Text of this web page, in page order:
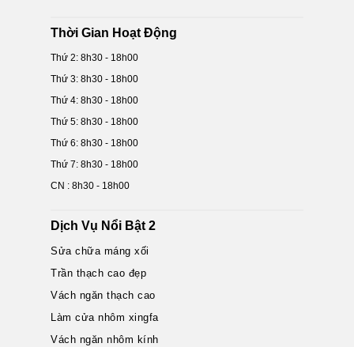
Thời Gian Hoạt Động
Thứ 2: 8h30 - 18h00
Thứ 3: 8h30 - 18h00
Thứ 4: 8h30 - 18h00
Thứ 5: 8h30 - 18h00
Thứ 6: 8h30 - 18h00
Thứ 7: 8h30 - 18h00
CN : 8h30 - 18h00
Dịch Vụ Nổi Bật 2
Sửa chữa máng xối
Trần thạch cao đẹp
Vách ngăn thạch cao
Làm cửa nhôm xingfa
Vách ngăn nhôm kính